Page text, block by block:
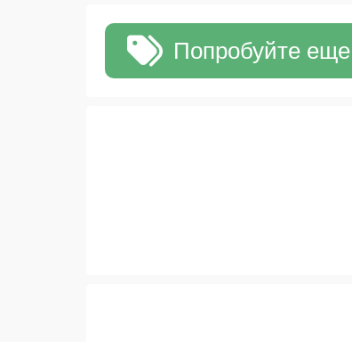
Попробуйте